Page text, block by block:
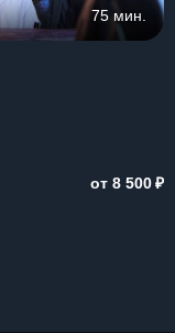
75 мин.
от 8 500₽